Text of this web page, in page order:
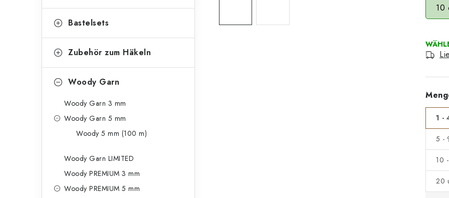
e
Bastelsets
Zubehör zum Häkeln
Woody Garn
Woody Garn 3 mm
Woody Garn 5 mm
Woody 5 mm (100 m)
Woody Garn LIMITED
Woody PREMIUM 3 mm
Woody PREMIUM 5 mm
10
1 -
5 -
10
20